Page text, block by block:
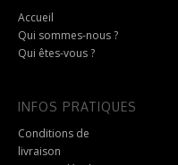
Accueil
Qui sommes-nous ?
Qui êtes-vous ?
INFOS PRATIQUES
Conditions de
livraison